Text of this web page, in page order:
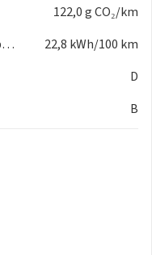
122,0 g CO₂/km
Kombiniert gewichteter Stromverbrauch
22,8 kWh/100 km
D
B